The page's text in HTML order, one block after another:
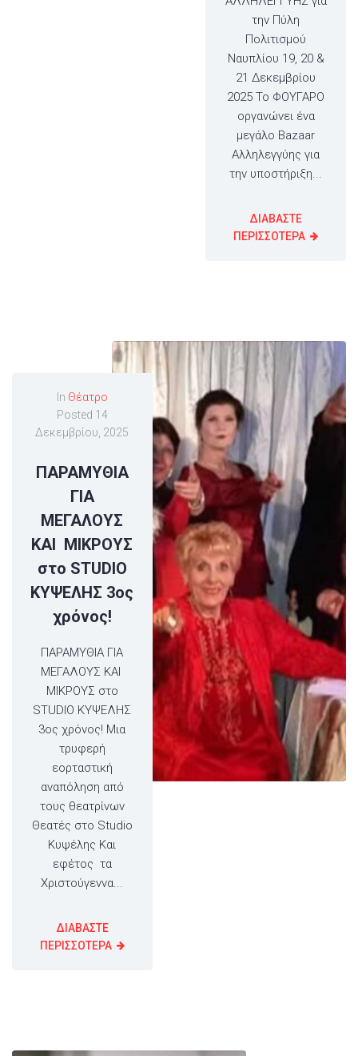
την Πύλη
Πολιτισμού
Ναυπλίου 19, 20 &
21 Δεκεμβρίου
2025 Το ΦΟΥΓΑΡΟ
οργανώνει ένα
μεγάλο Bazaar
Αλληλεγγύης για
την υποστήριξη...
ΔΙΑΒΑΣΤΕ
ΠΕΡΙΣΣΟΤΕΡΑ
In Θέατρο
Posted 14
Δεκεμβρίου, 2025
ΠΑΡΑΜΥΘΙΑ
ΓΙΑ
ΜΕΓΑΛΟΥΣ
ΚΑΙ ΜΙΚΡΟΥΣ
στο STUDIO
KΥΨΕΛΗΣ 3ος
χρόνος!
ΠΑΡΑΜΥΘΙΑ ΓΙΑ
ΜΕΓΑΛΟΥΣ ΚΑΙ
ΜΙΚΡΟΥΣ στο
STUDIO KΥΨΕΛΗΣ
3ος χρόνος! Μια
τρυφερή
εορταστική
αναπόληση από
τους θεατρίνων
Θεατές στο Studio
Κυψέλης Και
εφέτος τα
Χριστούγεννα...
ΔΙΑΒΑΣΤΕ
ΠΕΡΙΣΣΟΤΕΡΑ